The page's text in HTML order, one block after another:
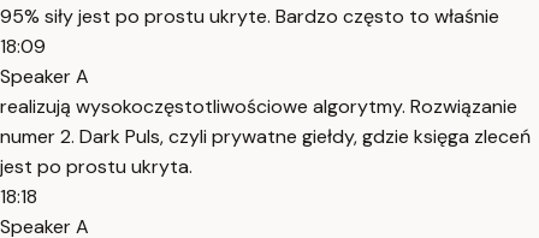
95% siły jest po prostu ukryte. Bardzo często to właśnie
18:09
Speaker A
realizują wysokoczęstotliwościowe algorytmy. Rozwiązanie
numer 2. Dark Puls, czyli prywatne giełdy, gdzie księga zleceń
jest po prostu ukryta.
18:18
Speaker A